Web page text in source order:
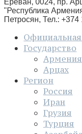
"Республика
Петросян, Тел.:
Государство
Армения
Арцах
Регион
Россия
Иран
Грузия
Турция